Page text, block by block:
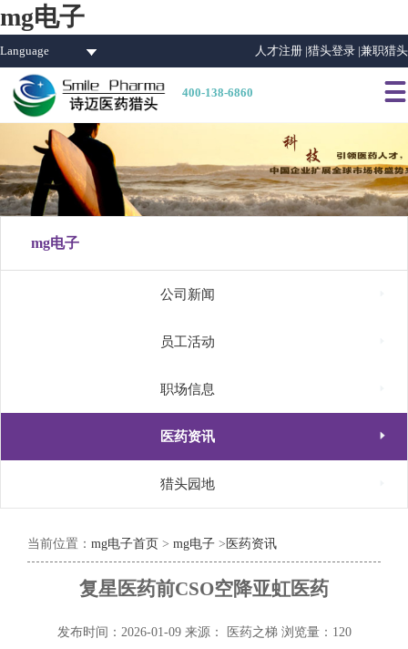
mg电子
Language 人才注册 |猎头登录 |兼职猎头
400-138-6860 
mg电子
公司新闻
员工活动
职场信息
医药资讯 
猎头园地
当前位置： mg电子首页 > mg电子 > 医药资讯
复星医药前CSO空降亚虹医药
发布时间：2026-01-09 来源： 医药之梯 浏览量：120